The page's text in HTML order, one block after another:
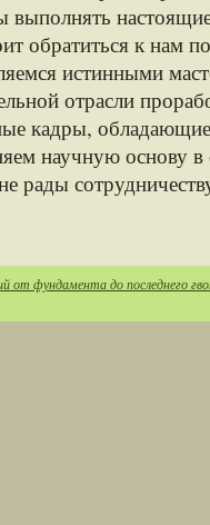
обратиться к нам
истинными
отрасли
кадры,
научную основу
рады
от фундамента до последнего